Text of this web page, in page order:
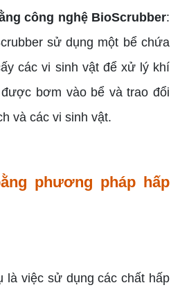
công nghệ BioScrubber:
sử dụng một bể chứa
các vi sinh vật để xử lý khí
bơm vào bể và trao đổi
và các vi sinh vật.
phương pháp hấp
là việc sử dụng các chất hấp